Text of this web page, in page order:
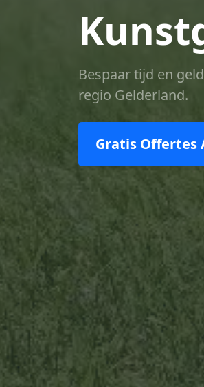
Bespaar tijd en
regio Gelderland.
Gratis Offertes